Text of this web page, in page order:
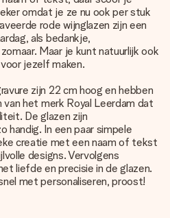
omdat je ze nu ook per stuk
rode wijnglazen zijn een
als bedankje,
Maar je kunt natuurlijk ook
jezelf maken.
zijn 22 cm hoog en hebben
van het merk Royal Leerdam dat
De glazen zijn
handig. In een paar simpele
creatie met een naam of tekst
designs. Vervolgens
liefde en precisie in de glazen.
met personaliseren, proost!